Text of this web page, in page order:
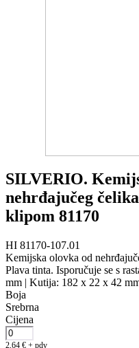
SILVERIO.
nehrđajučeg
klipom 81170
HI 81170-107.01
Kemijska olovka od
Plava tinta. Isporučuje se s
mm | Kutija: 182 x 22 x 42
Boja
Srebrna
Cijena
2,64 € + pdv